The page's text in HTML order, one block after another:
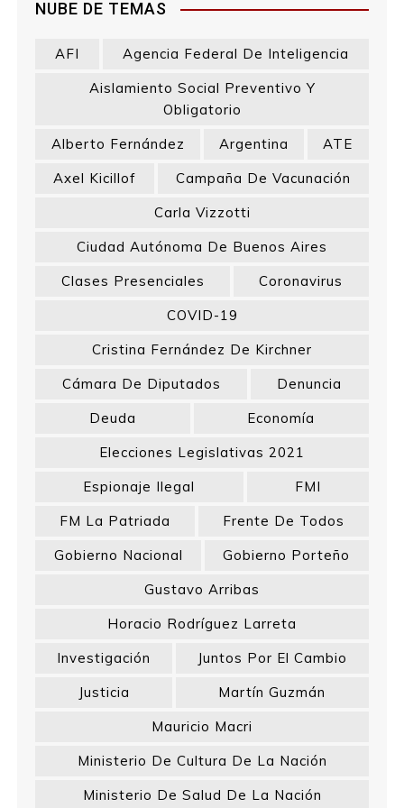
NUBE DE TEMAS
AFI
Agencia Federal De Inteligencia
Aislamiento Social Preventivo Y
Obligatorio
Alberto Fernández
Argentina
ATE
Axel Kicillof
Campaña De Vacunación
Carla Vizzotti
Ciudad Autónoma De Buenos Aires
Clases Presenciales
Coronavirus
COVID-19
Cristina Fernández De Kirchner
Cámara De Diputados
Denuncia
Deuda
Economía
Elecciones Legislativas 2021
Espionaje Ilegal
FMI
FM La Patriada
Frente De Todos
Gobierno Nacional
Gobierno Porteño
Gustavo Arribas
Horacio Rodríguez Larreta
Investigación
Juntos Por El Cambio
Justicia
Martín Guzmán
Mauricio Macri
Ministerio De Cultura De La Nación
Ministerio De Salud De La Nación